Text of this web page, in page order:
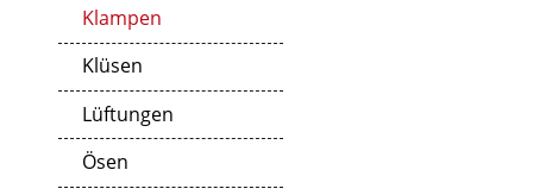
Klampen
Klüsen
Lüftungen
Ösen